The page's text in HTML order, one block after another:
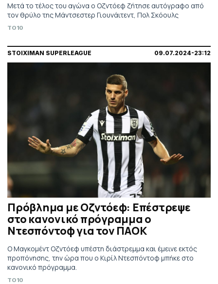
Μετά το τέλος του αγώνα ο Οζντόεφ ζήτησε αυτόγραφο από
τον θρύλο της Μάντσεστερ Γιουνάιτεντ, Πολ Σκόουλς
TO10
STOIXIMAN SUPERLEAGUE 09.07.2024-23:12
Πρόβλημα με Οζντόεφ: Επέστρεψε
στο κανονικό πρόγραμμα ο
Ντεσπόντοφ για τον ΠΑΟΚ
Ο Μαγκομέντ Οζντόεφ υπέστη διάστρεμμα και έμεινε εκτός
προπόνησης, την ώρα που ο Κιρίλ Ντεσπόντοφ μπήκε στο
κανονικό πρόγραμμα.
TO10